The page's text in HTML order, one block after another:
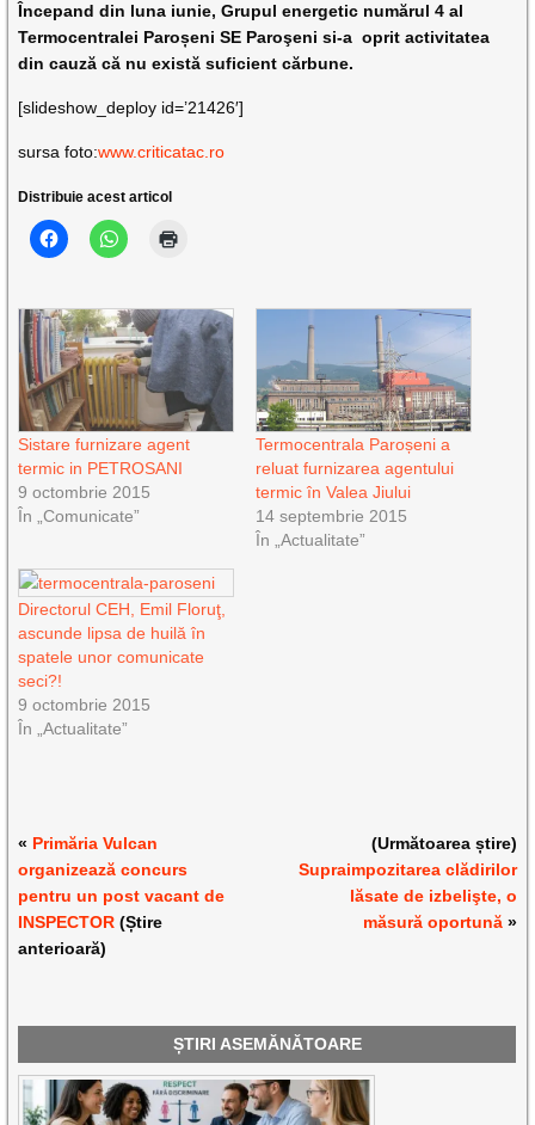
Începand din luna iunie, Grupul energetic numărul 4 al
Termocentralei Paroșeni SE Paroşeni si-a oprit activitatea
din cauză că nu există suficient cărbune.
[slideshow_deploy id=’21426′]
sursa foto:www.criticatac.ro
Distribuie acest articol
Sistare furnizare agent
termic in PETROSANI
9 octombrie 2015
În „Comunicate”
Termocentrala Paroșeni a
reluat furnizarea agentului
termic în Valea Jiului
14 septembrie 2015
În „Actualitate”
Directorul CEH, Emil Floruţ,
ascunde lipsa de huilă în
spatele unor comunicate
seci?!
9 octombrie 2015
În „Actualitate”
« Primăria Vulcan
organizează concurs
pentru un post vacant de
INSPECTOR (Știre
anterioară)
(Următoarea știre)
Supraimpozitarea clădirilor
lăsate de izbelişte, o
măsură oportună»
ȘTIRI ASEMĂNĂTOARE